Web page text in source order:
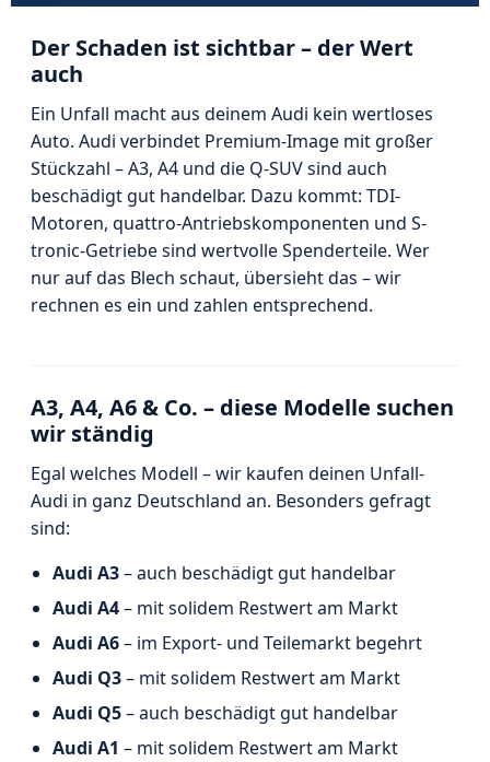
Der Schaden ist sichtbar – der Wert
auch
Ein Unfall macht aus deinem Audi kein wertloses
Auto. Audi verbindet Premium-Image mit großer
Stückzahl – A3, A4 und die Q-SUV sind auch
beschädigt gut handelbar. Dazu kommt: TDI-
Motoren, quattro-Antriebskomponenten und S-
tronic-Getriebe sind wertvolle Spenderteile. Wer
nur auf das Blech schaut, übersieht das – wir
rechnen es ein und zahlen entsprechend.
A3, A4, A6 & Co. – diese Modelle suchen
wir ständig
Egal welches Modell – wir kaufen deinen Unfall-
Audi in ganz Deutschland an. Besonders gefragt
sind:
Audi A3– auch beschädigt gut handelbar
Audi A4– mit solidem Restwert am Markt
Audi A6– im Export- und Teilemarkt begehrt
Audi Q3– mit solidem Restwert am Markt
Audi Q5– auch beschädigt gut handelbar
Audi A1 – mit solidem Restwert am Markt